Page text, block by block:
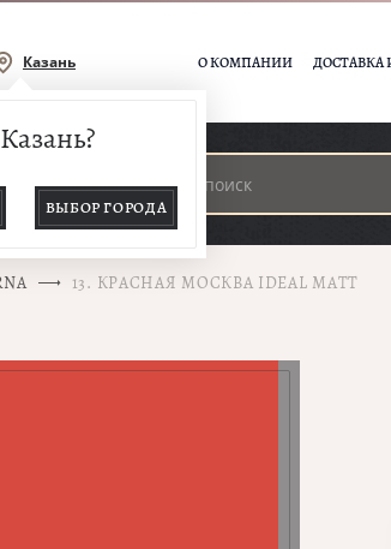
Казань О КОМПАНИИ ДОСТАВКА
ВЫБОР ГОРОДА
13. КРАСНАЯ МОСКВА IDEAL MATT